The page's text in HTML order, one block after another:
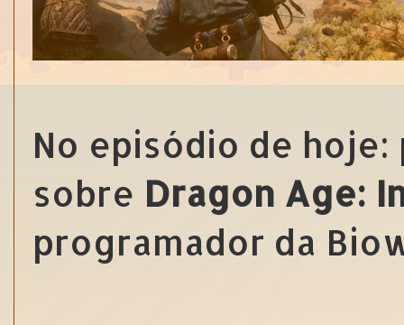
No episódio de
sobre Dragon Age:
programador da